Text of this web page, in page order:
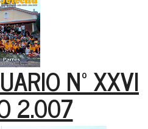
Nº XXVI
2.007